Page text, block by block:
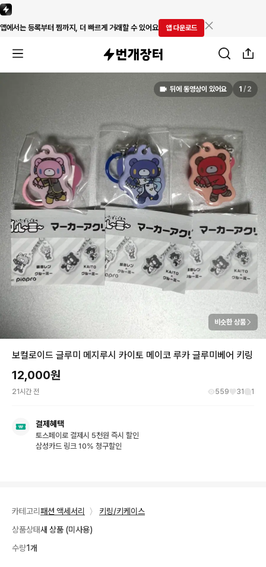
앱에서는 등록부터 찜까지, 더 빠르게 거래할 수 있어요 앱 다운로드
뒤에 동영상이 있어요 1 / 2
비슷한 상품
보컬로이드 글루미 메지루시 카이토 메이코 루카 글루미베어 키링
12,000원
21시간 전 559 31 1
결제혜택
토스페이로 결제시 5천원 즉시 할인
삼성카드 링크 10% 청구할인
카테고리 패션 액세서리 〉
키링/키케이스
상품상태새 상품 (미사용)
수량1개